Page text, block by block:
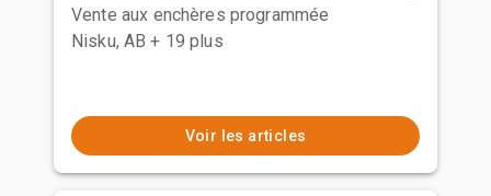
Vente aux enchères programmée
Nisku, AB + 19 plus
Voir les articles